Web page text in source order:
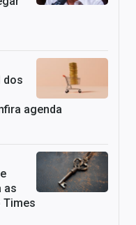
dos
agenda
as
Times